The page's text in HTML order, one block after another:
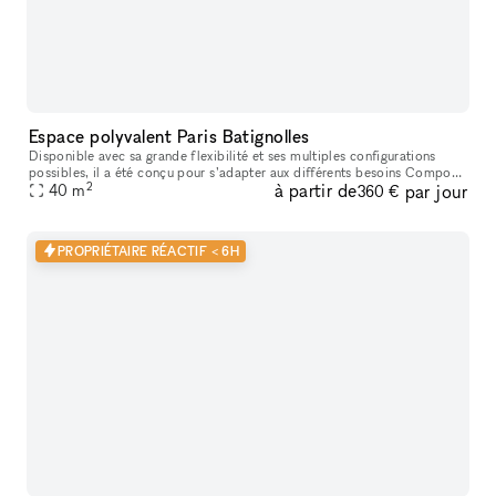
Espace polyvalent Paris Batignolles
Disponible avec sa grande flexibilité et ses multiples configurations
possibles, il a été conçu pour s’adapter aux différents besoins Composé
d’un showroom avec vitrine sur rue et un bar/caisse cen
40 m2 à partir de360 € par jour
PROPRIÉTAIRE RÉACTIF < 6H